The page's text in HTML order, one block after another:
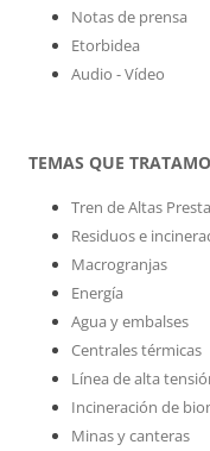
Notas de prensa
Etorbidea
Audio - Vídeo
TEMAS QUE
Tren de Altas
Residuos e
Macrogranjas
Energía
Agua y embalses
Centrales térmicas
Línea de alta
Incineración de
Minas y canteras